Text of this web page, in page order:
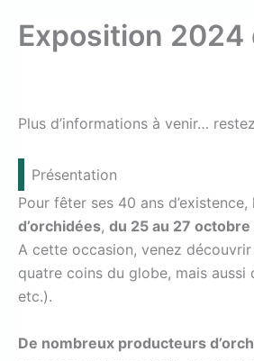
Exposition 2024
Plus d’informations à venir…
Présentation
Pour fêter ses 40 ans d’existence,
d’orchidées, du 25 au 27
A cette occasion, venez
quatre coins du globe, mais
etc.).
De nombreux producteurs